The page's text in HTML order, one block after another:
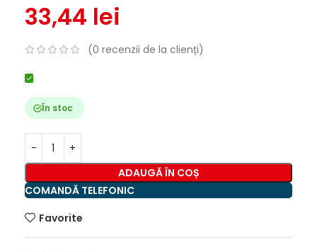
33,44 lei
(0 recenzii de la clienți)
În stoc
ADAUGĂ ÎN COȘ
COMANDĂ TELEFONIC
Favorite